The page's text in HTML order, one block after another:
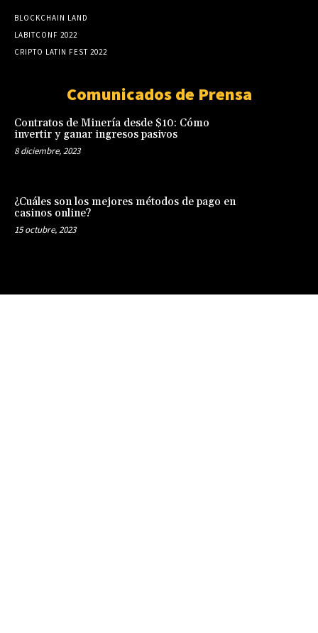
BLOCKCHAIN LAND
LABITCONF 2022
CRIPTO LATIN FEST 2022
Comunicados de Prensa
Contratos de Minería desde $10: Cómo
invertir y ganar ingresos pasivos
8 diciembre, 2023
¿Cuáles son los mejores métodos de pago en
casinos online?
15 octubre, 2023